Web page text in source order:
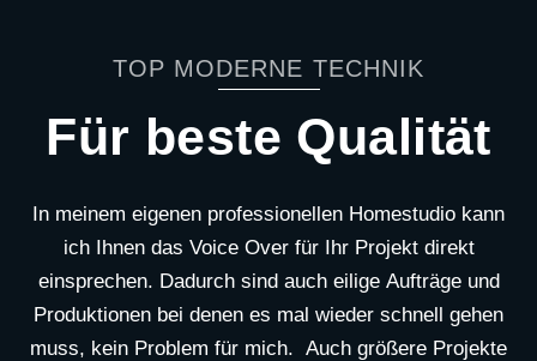
TOP MODERNE TECHNIK
Für beste Qualität
In meinem eigenen professionellen Homestudio kann
ich Ihnen das Voice Over für Ihr Projekt direkt
einsprechen. Dadurch sind auch eilige Aufträge und
Produktionen bei denen es mal wieder schnell gehen
muss, kein Problem für mich. Auch größere Projekte